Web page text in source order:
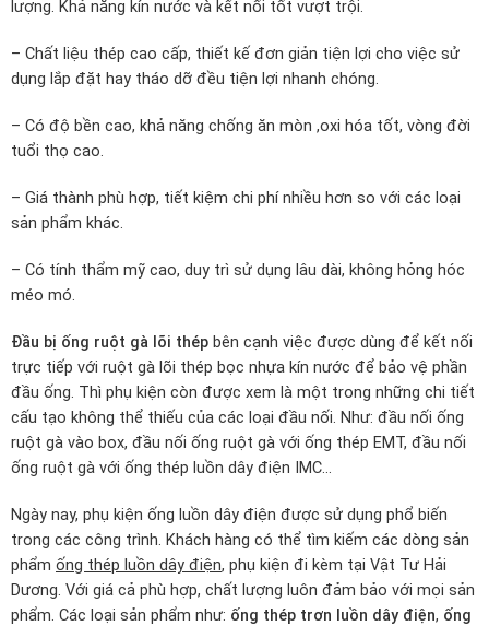
lượng. Khả năng kín nước và kết nối tốt vượt trội.
– Chất liệu thép cao cấp, thiết kế đơn giản tiện lợi cho việc sử
dụng lắp đặt hay tháo dỡ đều tiện lợi nhanh chóng.
– Có độ bền cao, khả năng chống ăn mòn ,oxi hóa tốt, vòng đời
tuổi thọ cao.
– Giá thành phù hợp, tiết kiệm chi phí nhiều hơn so với các loại
sản phẩm khác.
– Có tính thẩm mỹ cao, duy trì sử dụng lâu dài, không hỏng hóc
méo mó.
Đầu bị ống ruột gà lõi thép bên cạnh việc được dùng để kết nối
trực tiếp với ruột gà lõi thép bọc nhựa kín nước để bảo vệ phần
đầu ống. Thì phụ kiện còn được xem là một trong những chi tiết
cấu tạo không thể thiếu của các loại đầu nối. Như: đầu nối ống
ruột gà vào box, đầu nối ống ruột gà với ống thép EMT, đầu nối
ống ruột gà với ống thép luồn dây điện IMC…
Ngày nay, phụ kiện ống luồn dây điện được sử dụng phổ biến
trong các công trình. Khách hàng có thể tìm kiếm các dòng sản
phẩm ống thép luồn dây điện, phụ kiện đi kèm tại Vật Tư Hải
Dương. Với giá cả phù hợp, chất lượng luôn đảm bảo với mọi sản
phẩm. Các loại sản phẩm như: ống thép trơn luồn dây điện, ống